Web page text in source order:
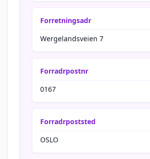
Forretningsadr
Wergelandsveien 7
Forradrpostnr
0167
Forradrpoststed
OSLO